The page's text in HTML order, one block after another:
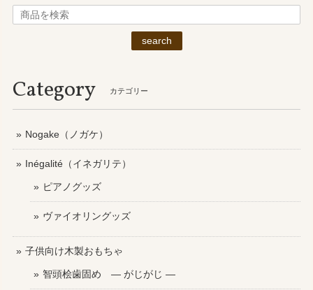
search
Category カテゴリー
Nogake（ノガケ）
Inégalité（イネガリテ）
ピアノグッズ
ヴァイオリングッズ
子供向け木製おもちゃ
智頭桧歯固め ― がじがじ ―